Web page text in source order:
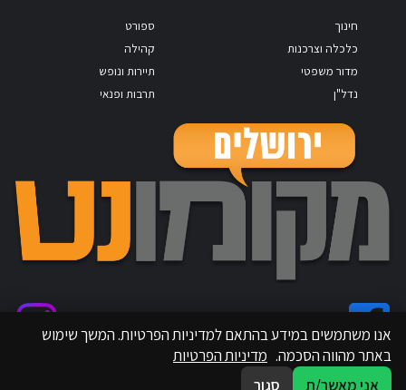
חינוך
כלכלה וצרכנות
מדור משפטי
נדל"ן
ספורט
קהילה
תיירות ונופש
תרבות ופנאי
אנו משתמשים במידע בהתאם למדיניות הפרטיות. המשך שימוש
באתר מהווה הסכמה. מדיניות הפרטיות
אני מאשר/ת
סגור